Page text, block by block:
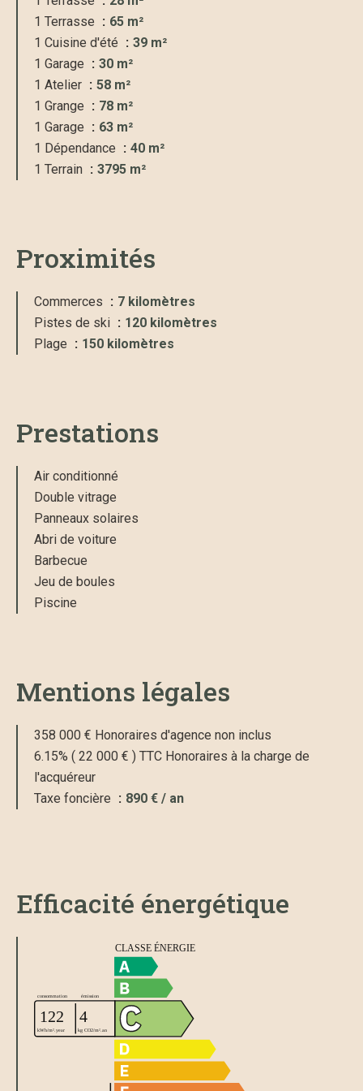
1 Terrasse
65 m²
1 Cuisine d'été
39 m²
1 Garage
30 m²
1 Atelier
58 m²
1 Grange
78 m²
1 Garage
63 m²
1 Dépendance
40 m²
1 Terrain
3795 m²
Proximités
Commerces
7 kilomètres
Pistes de ski
120 kilomètres
Plage
150 kilomètres
Prestations
Air conditionné
Double vitrage
Panneaux solaires
Abri de voiture
Barbecue
Jeu de boules
Piscine
Mentions légales
358 000 € Honoraires d'agence non inclus
6.15% ( 22 000 € ) TTC Honoraires à la charge de
l'acquéreur
Taxe foncière
890 € / an
Efficacité énergétique